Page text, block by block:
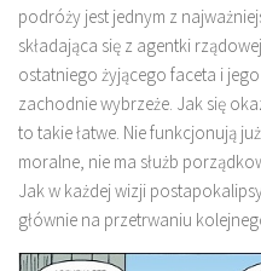
podróży jest jednym z
składająca się z agentki
ostatniego żyjącego faceta i
zachodnie wybrzeże. Jak się
to takie łatwe. Nie funkcjonują
moralne, nie ma służb
Jak w każdej wizji
głównie na przetrwaniu